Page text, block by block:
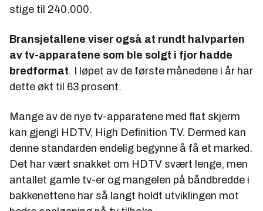
stige til 240.000.
Bransjetallene viser også at rundt halvparten
av tv-apparatene som ble solgt i fjor hadde
bredformat. I løpet av de første månedene i år har
dette økt til 63 prosent.
Mange av de nye tv-apparatene med flat skjerm
kan gjengi HDTV, High Definition TV. Dermed kan
denne standarden endelig begynne å få et marked.
Det har vært snakket om HDTV svært lenge, men
antallet gamle tv-er og mangelen på båndbredde i
bakkenettene har så langt holdt utviklingen mot